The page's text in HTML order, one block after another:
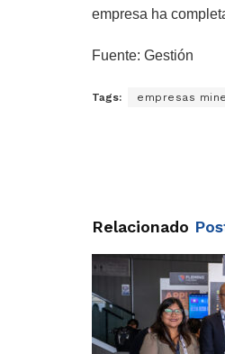
empresa ha
Fuente: Gestión
Tags: empresas
Relacionado